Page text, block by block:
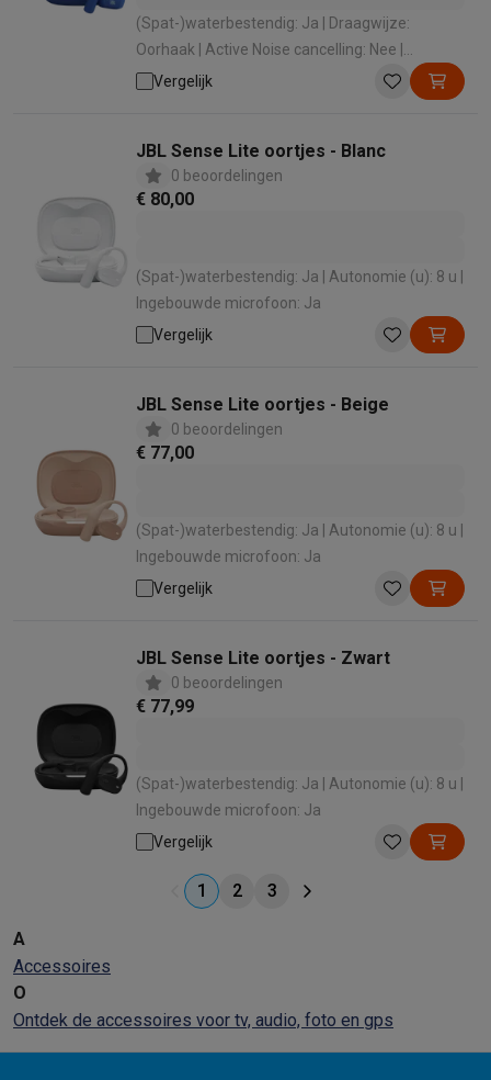
(Spat-)waterbestendig: Ja | Draagwijze:
Oorhaak | Active Noise cancelling: Nee |
Ingebouwde microfoon: Ja
Vergelijk
JBL Sense Lite oortjes - Blanc
0 beoordelingen
€ 80,00
(Spat-)waterbestendig: Ja | Autonomie (u): 8 u |
Ingebouwde microfoon: Ja
Vergelijk
JBL Sense Lite oortjes - Beige
0 beoordelingen
€ 77,00
(Spat-)waterbestendig: Ja | Autonomie (u): 8 u |
Ingebouwde microfoon: Ja
Vergelijk
JBL Sense Lite oortjes - Zwart
0 beoordelingen
€ 77,99
(Spat-)waterbestendig: Ja | Autonomie (u): 8 u |
Ingebouwde microfoon: Ja
Vergelijk
1 2 3
A
Accessoires
O
Ontdek de accessoires voor tv, audio, foto en gps